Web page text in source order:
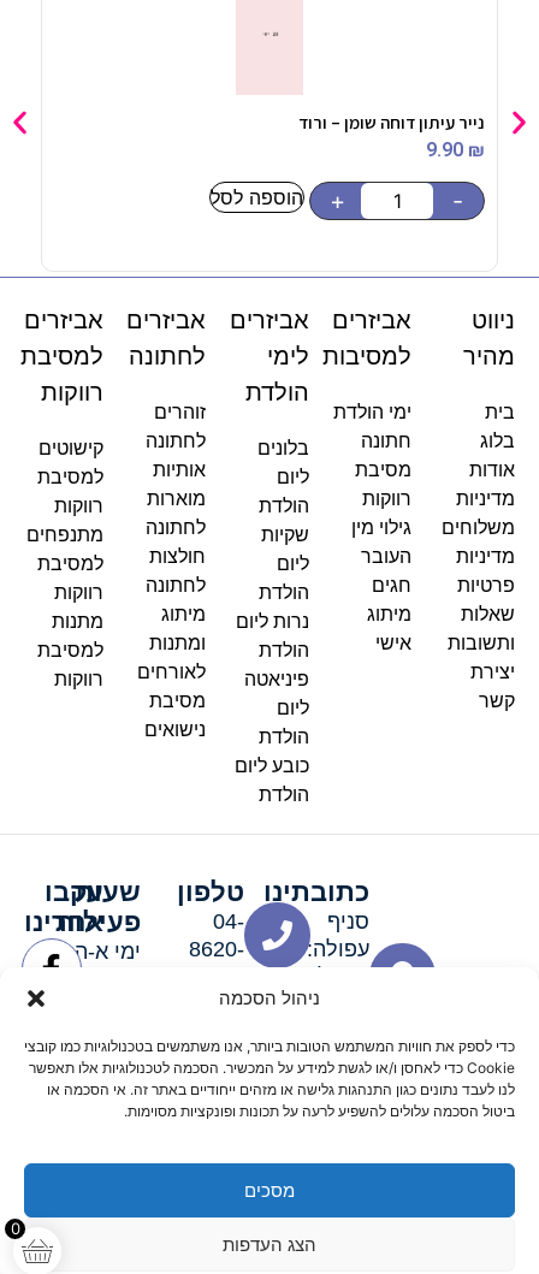
ניהול הסכמה
כדי לספק את חוויות המשתמש הטובות ביותר, אנו משתמשים בטכנולוגיות כמו קובצי
Cookie כדי לאחסן ו/או לגשת למידע על המכשיר. הסכמה לטכנולוגיות אלו תאפשר
לנו לעבד נתונים כגון התנהגות גלישה או מזהים ייחודיים באתר זה. אי הסכמה או
ביטול הסכמה עלולים להשפיע לרעה על תכונות ופונקציות מסוימות.
מסכים
הצג העדפות
0
נייר עיתון דוחה שומן – ורוד
9.90 ₪
-
+ הוספה לסל
בלון
ניווט
מהיר
בית
בלוג
אודות
מדיניות
משלוחים
מדיניות
פרטיות
שאלות
ותשובות
יצירת
קשר
אביזרים
למסיבות
ימי הולדת
חתונה
מסיבת
רווקות
גילוי מין
העובר
חגים
מיתוג
אישי
אביזרים
לימי
הולדת
בלונים
ליום
הולדת
שקיות
ליום
הולדת
נרות ליום
הולדת
פיניאטה
ליום
הולדת
כובע ליום
הולדת
אביזרים
לחתונה
זוהרים
לחתונה
אותיות
מוארות
לחתונה
חולצות
לחתונה
מיתוג
ומתנות
לאורחים
מסיבת
נישואים
אביזרים
למסיבת
רווקות
קישוטים
למסיבת
רווקות
מתנפחים
למסיבת
רווקות
מתנות
למסיבת
רווקות
כתובתינו
סניף
עפולה:
סניף מגדל
האלה 19
טלפון
04-
8620-
שעות
פעילות
ימי א-ה:
ימי שישי
וערבי חג:
8:30-
15:00
עקבו
אחרינו
תקנון אתרשלום דיגיטל קידום אורגני מקצועי